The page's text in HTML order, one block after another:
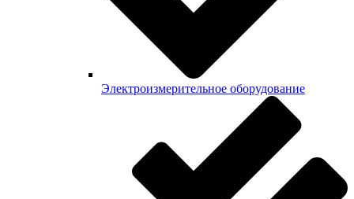
Электроизмерительное оборудование